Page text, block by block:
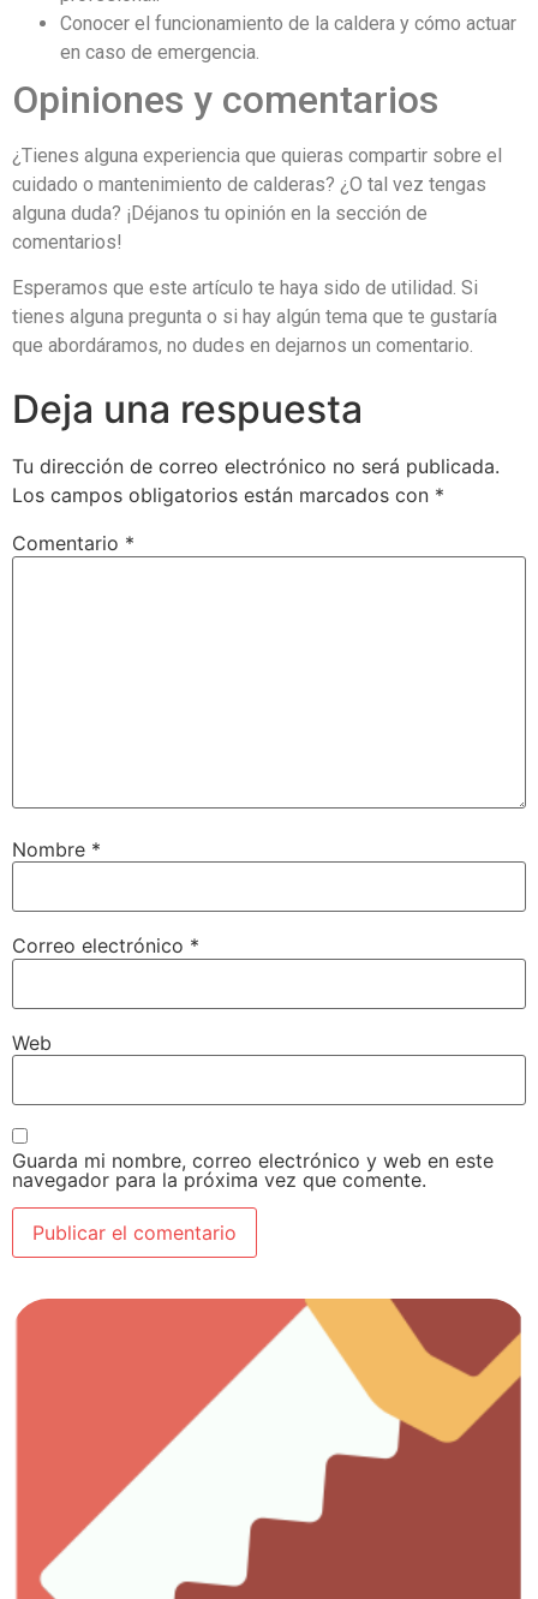
Conocer el funcionamiento de la caldera y cómo actuar
en caso de emergencia.
Opiniones y comentarios
¿Tienes alguna experiencia que quieras compartir sobre el
cuidado o mantenimiento de calderas? ¿O tal vez tengas
alguna duda? ¡Déjanos tu opinión en la sección de
comentarios!
Esperamos que este artículo te haya sido de utilidad. Si
tienes alguna pregunta o si hay algún tema que te gustaría
que abordáramos, no dudes en dejarnos un comentario.
Deja una respuesta
Tu dirección de correo electrónico no será publicada.
Los campos obligatorios están marcados con *
Comentario *
Nombre *
Correo electrónico *
Web
Guarda mi nombre, correo electrónico y web en este
navegador para la próxima vez que comente.
Carpintería
Todo lo que necesitas para el trabajo con madera.